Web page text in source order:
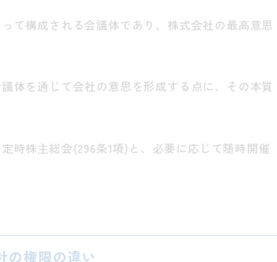
て構成される会議体であり、株式会社の最高意思
体を通じて会社の意思を形成する点に、その本質
時株主総会(296条1項)と、必要に応じて随時開催
権限の違い